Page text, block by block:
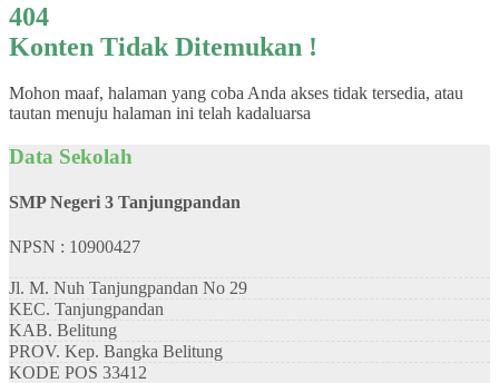
404
Konten Tidak Ditemukan !
Mohon maaf, halaman yang coba Anda akses tidak tersedia, atau
tautan menuju halaman ini telah kadaluarsa
Data Sekolah
SMP Negeri 3 Tanjungpandan
NPSN : 10900427
Jl. M. Nuh Tanjungpandan No 29
KEC. Tanjungpandan
KAB. Belitung
PROV. Kep. Bangka Belitung
KODE POS 33412